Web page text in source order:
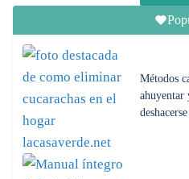
Métodos
ahuyentar